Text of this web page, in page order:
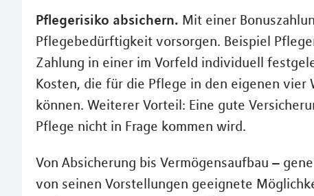
Pflegerisiko absichern. Mit einer
Pflegebedürftigkeit vorsorgen. Beispiel
Zahlung in einer im Vorfeld individuell
Kosten, die für die Pflege in den eigenen vier
können. Weiterer Vorteil: Eine gute
Pflege nicht in Frage kommen wird.
Von Absicherung bis Vermögensaufbau –
von seinen Vorstellungen geeignete